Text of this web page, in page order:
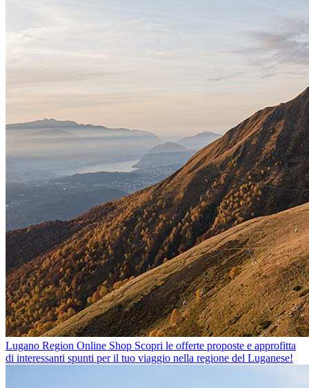
Lugano Region Online Shop Scopri le offerte proposte e approfitta
di interessanti spunti per il tuo viaggio nella regione del Luganese!